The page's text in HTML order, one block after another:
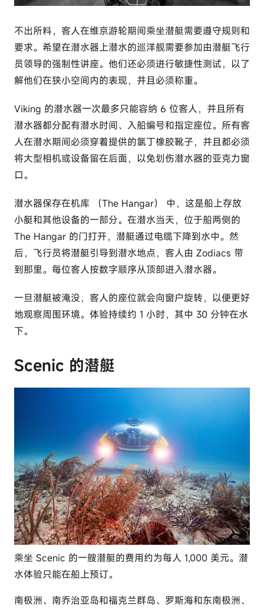
不出所料，客人在维京游轮期间乘坐潜艇需要遵守规则和
要求。希望在潜水器上潜水的巡洋舰需要参加由潜艇飞行
员领导的强制性讲座。他们还必须进行敏捷性测试，以了
解他们在狭小空间内的表现，并且必须称重。
Viking 的潜水器一次最多只能容纳 6 位客人，并且所有
潜水器都分配有潜水时间、入船编号和指定座位。所有客
人在潜水期间必须穿着提供的氯丁橡胶靴子，并且都必须
将大型相机或设备留在后面，以免划伤潜水器的亚克力窗
口。
潜水器保存在机库 （The Hangar） 中，这是船上存放
小艇和其他设备的一部分。在潜水当天，位于船两侧的
The Hangar 的门打开，潜艇通过电缆下降到水中。然
后，飞行员将潜艇引导到潜水地点，客人由 Zodiacs 带
到那里。每位客人按数字顺序从顶部进入潜水器。
一旦潜艇被淹没，客人的座位就会向窗户旋转，以便更好
地观察周围环境。体验持续约 1 小时，其中 30 分钟在水
下。
Scenic 的潜艇
乘坐 Scenic 的一艘潜艇的费用约为每人 1,000 美元。潜
水体验只能在船上预订。
南极洲、南乔治亚岛和福克兰群岛、罗斯海和东南极洲、